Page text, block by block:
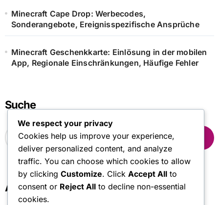
Minecraft Cape Drop: Werbecodes,
Sonderangebote, Ereignisspezifische Ansprüche
Minecraft Geschenkkarte: Einlösung in der mobilen
App, Regionale Einschränkungen, Häufige Fehler
Suche
S
e
h
f
Archiv
We respect your privacy
Cookies help us improve your experience,
deliver personalized content, and analyze
traffic. You can choose which cookies to allow
by clicking Customize. Click Accept All to
consent or Reject All to decline non-essential
cookies.